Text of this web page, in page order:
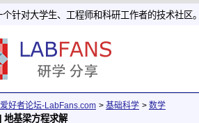
个针对大学生、工程师和科研工作者的技术社区
好者论坛-LabFans.com > 基础科学 > 数学
地基梁方程求解